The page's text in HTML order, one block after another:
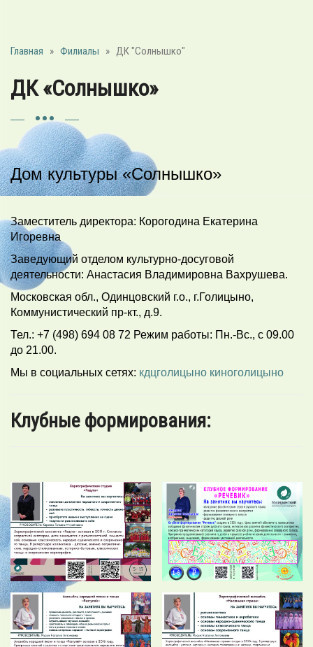
Главная » Филиалы » ДК "Солнышко"
ДК «Солнышко»
Дом культуры «Солнышко»
Заместитель директора: Корогодина Екатерина
Игоревна
Заведующий отделом культурно-досуговой
деятельности: Анастасия Владимировна Вахрушева.
Московская обл., Одинцовский г.о., г.Голицыно,
Коммунистический пр-кт., д.9.
Тел.: +7 (498) 694 08 72 Режим работы: Пн.-Вс., с 09.00
до 21.00.
Мы в социальных сетях: кдцголицыно киноголицыно
Клубные формирования: